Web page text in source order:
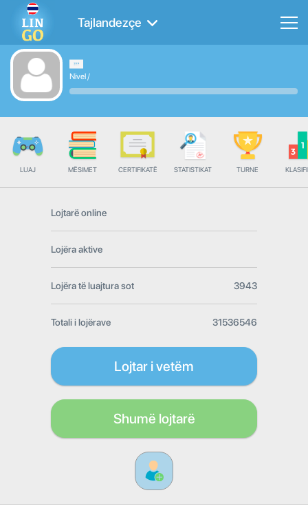
Tajlandezçe
Nivel/
LUAJ MËSIMET CERTIFIKATË STATISTIKAT TURNE
Lojtarë online
Lojëra aktive
Lojëra të luajtura sot 3943
Totali i lojërave 31536546
Lojtar i vetëm
Shumë lojtarë